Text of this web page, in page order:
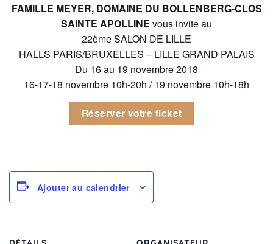
FAMILLE MEYER, DOMAINE DU BOLLENBERG-CLOS
SAINTE APOLLINE vous invite au
22ème SALON DE LILLE
HALLS PARIS/BRUXELLES – LILLE GRAND PALAIS
Du 16 au 19 novembre 2018
16-17-18 novembre 10h-20h / 19 novembre 10h-18h
Réserver votre ticket
Ajouter au calendrier